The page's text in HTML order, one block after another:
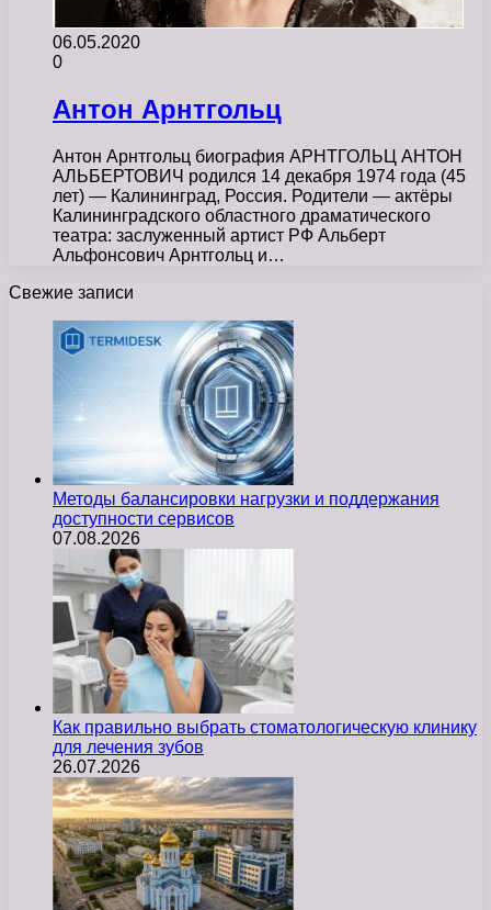
06.05.2020
0
Антон Арнтгольц
Антон Арнтгольц биография АРНТГОЛЬЦ АНТОН
АЛЬБЕРТОВИЧ родился 14 декабря 1974 года (45
лет) — Калининград, Россия. Родители — актёры
Калининградского областного драматического
театра: заслуженный артист РФ Альберт
Альфонсович Арнтгольц и…
Свежие записи
Методы балансировки нагрузки и поддержания
доступности сервисов
07.08.2026
Как правильно выбрать стоматологическую клинику
для лечения зубов
26.07.2026